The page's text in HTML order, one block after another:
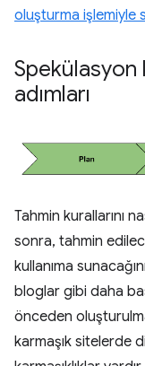
oluşturma işlemiyle
Spekülasyon
adımları
Tahmin kurallarını
sonra, tahmin
kullanıma
bloglar gibi daha
önceden
karmaşık sitelerde